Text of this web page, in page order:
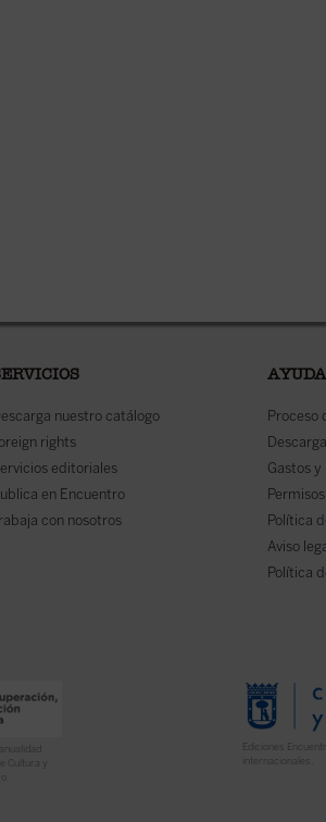
nuestro catálogo
rights
editoriales
en Encuentro
con nosotros
Proceso
Gastos
Política
Aviso
Política
Cultura y
Ediciones